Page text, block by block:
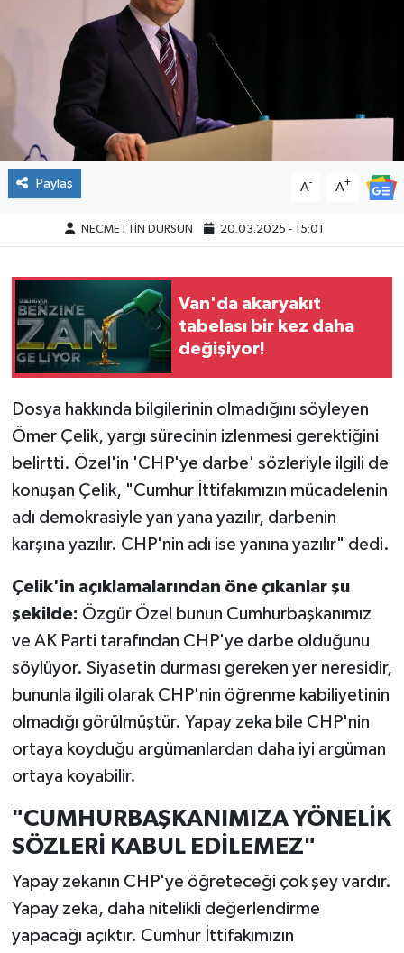
Paylaş A- A+
NECMETTİN DURSUN 20.03.2025 - 15:01
Van'da akaryakıt
tabelası bir kez daha
değişiyor!
Dosya hakkında bilgilerinin olmadığını söyleyen
Ömer Çelik, yargı sürecinin izlenmesi gerektiğini
belirtti. Özel'in 'CHP'ye darbe' sözleriyle ilgili de
konuşan Çelik, "Cumhur İttifakımızın mücadelenin
adı demokrasiyle yan yana yazılır, darbenin
karşına yazılır. CHP'nin adı ise yanına yazılır" dedi.
Çelik'in açıklamalarından öne çıkanlar şu
şekilde: Özgür Özel bunun Cumhurbaşkanımız
ve AK Parti tarafından CHP'ye darbe olduğunu
söylüyor. Siyasetin durması gereken yer neresidir,
bununla ilgili olarak CHP'nin öğrenme kabiliyetinin
olmadığı görülmüştür. Yapay zeka bile CHP'nin
ortaya koyduğu argümanlardan daha iyi argüman
ortaya koyabilir.
"CUMHURBAŞKANIMIZA YÖNELİK
SÖZLERİ KABUL EDİLEMEZ"
Yapay zekanın CHP'ye öğreteceği çok şey vardır.
Yapay zeka, daha nitelikli değerlendirme
yapacağı açıktır. Cumhur İttifakımızın